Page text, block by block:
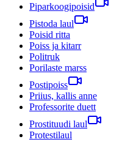
Piparkoogipoisid
Pistoda laul
Poisid ritta
Poiss ja kitarr
Politruk
Porilaste marss
Postipoiss
Priius, kallis anne
Professorite duett
Prostituudi laul
Protestilaul